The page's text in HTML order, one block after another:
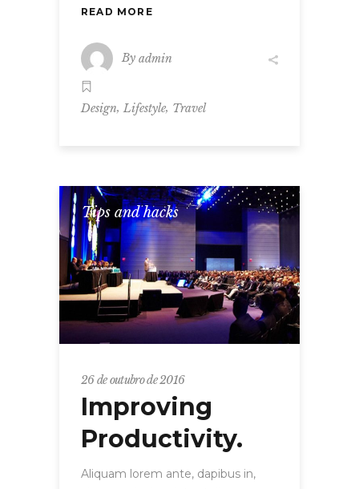
READ MORE
By admin
Design, Lifestyle, Travel
Tips and hacks
26 de outubro de 2016
Improving
Productivity.
Aliquam lorem ante, dapibus in,